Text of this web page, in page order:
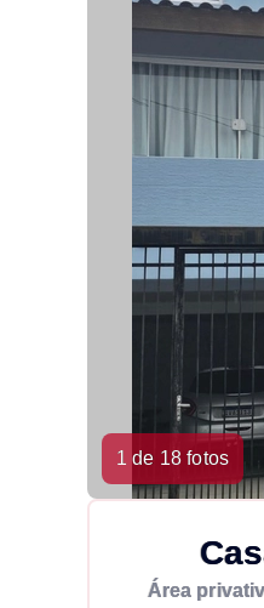
1 de 18 fotos
Área